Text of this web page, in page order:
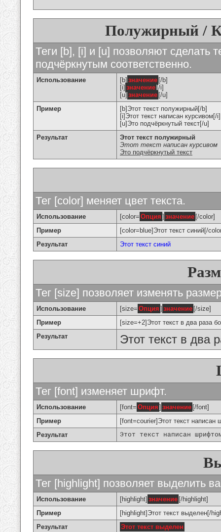
Полужирный /
Теги [b], [i] и [u] позволяют сделать
подчёркнутым соответственно.
Использование [b] значение [/b]
[i] значение [/i]
[u] значение [/u]
Пример
[b]Этот текст полужирный[/b]
[i]Этот текст написан курсивом[/i]
[u]Это подчёркнутый текст[/u]
Результат
Этот текст полужирный
Этот текст написан курсивом
Это подчёркнутый текст
Тег [color] меняет цвет текста.
Использование [color= Опция ] значение [/color]
Пример
[color=blue]Этот текст синий[/
Результат
Этот текст синий
Тег [size] позволяет изменять
Использование [size= Опция ] значение [/size]
Пример
[size=+2]Этот текст в два раза
Результат
Этот текст в два
Тег [font] изменяет шрифт.
Использование [font= Опция ] значение [/font]
Пример
[font=courier]Этот текст
Результат
Этот текст написан
Тег [highlight] позволяет выделить
Использование [highlight] значение [/highlight]
Пример
[highlight]Этот текст выделен[/
Результат
Этот текст выделен